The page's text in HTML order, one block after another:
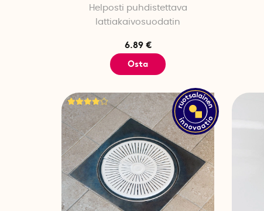
Helposti puhdistettava
lattiakaivosuodatin
6.89 €
Osta